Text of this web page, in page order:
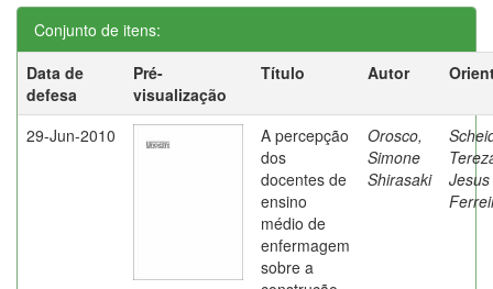
Conjunto de itens:
Data de
defesa
Pré-
visualização
Título Autor
29-Jun-2010
A percepção
dos
docentes de
ensino
médio de
enfermagem
sobre a
Orosco,
Simone
Shirasaki
Jesus